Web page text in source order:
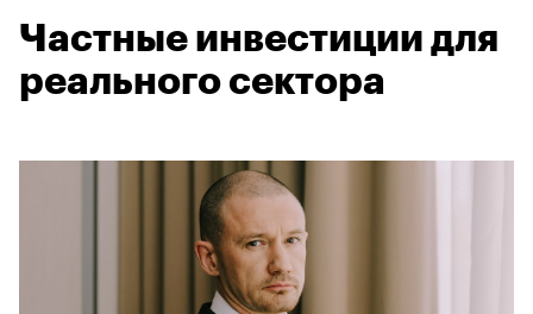
Частные инвестиции для
реального сектора